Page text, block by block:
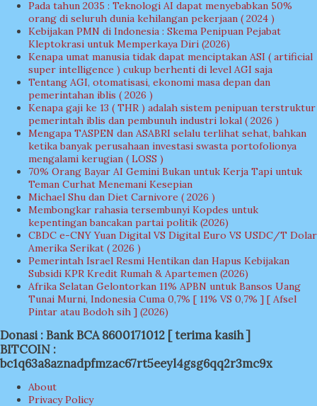
Pada tahun 2035 : Teknologi AI dapat menyebabkan 50%
orang di seluruh dunia kehilangan pekerjaan ( 2024 )
Kebijakan PMN di Indonesia : Skema Penipuan Pejabat
Kleptokrasi untuk Memperkaya Diri (2026)
Kenapa umat manusia tidak dapat menciptakan ASI ( artificial
super intelligence ) cukup berhenti di level AGI saja
Tentang AGI, otomatisasi, ekonomi masa depan dan
pemerintahan iblis ( 2026 )
Kenapa gaji ke 13 ( THR ) adalah sistem penipuan terstruktur
pemerintah iblis dan pembunuh industri lokal ( 2026 )
Mengapa TASPEN dan ASABRI selalu terlihat sehat, bahkan
ketika banyak perusahaan investasi swasta portofolionya
mengalami kerugian ( LOSS )
70% Orang Bayar AI Gemini Bukan untuk Kerja Tapi untuk
Teman Curhat Menemani Kesepian
Michael Shu dan Diet Carnivore ( 2026 )
Membongkar rahasia tersembunyi Kopdes untuk
kepentingan bancakan partai politik (2026)
CBDC e-CNY Yuan Digital VS Digital Euro VS USDC/T Dolar
Amerika Serikat ( 2026 )
Pemerintah Israel Resmi Hentikan dan Hapus Kebijakan
Subsidi KPR Kredit Rumah & Apartemen (2026)
Afrika Selatan Gelontorkan 11% APBN untuk Bansos Uang
Tunai Murni, Indonesia Cuma 0,7% [ 11% VS 0,7% ] [ Afsel
Pintar atau Bodoh sih ] (2026)
Donasi : Bank BCA 8600171012 [ terima kasih ]
BITCOIN :
bc1q63a8aznadpfmzac67rt5eeyl4gsg6qq2r3mc9x
About
Privacy Policy